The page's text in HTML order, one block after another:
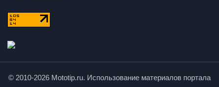
© 2010-2026 Mototip.ru. Использование материалов портала